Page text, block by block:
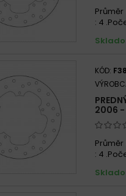
: 4
KÓD:
2006
: 4